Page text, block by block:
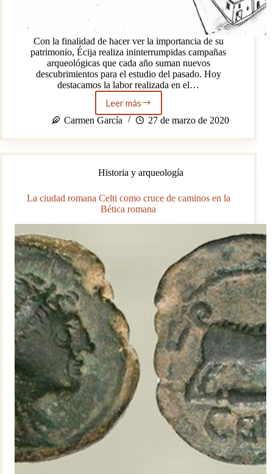
Con la finalidad de hacer ver la importancia de su
patrimonio, Écija realiza ininterrumpidas campañas
arqueológicas que cada año suman nuevos
descubrimientos para el estudio del pasado. Hoy
destacamos la labor realizada en el…
Leer másYacimiento
arqueológico
de
Armas:
Alcázar
Écija
Carmen García 27 de marzo de 2020
Historia y arqueología
La ciudad romana Celti como cruce de caminos en la
Bética romana